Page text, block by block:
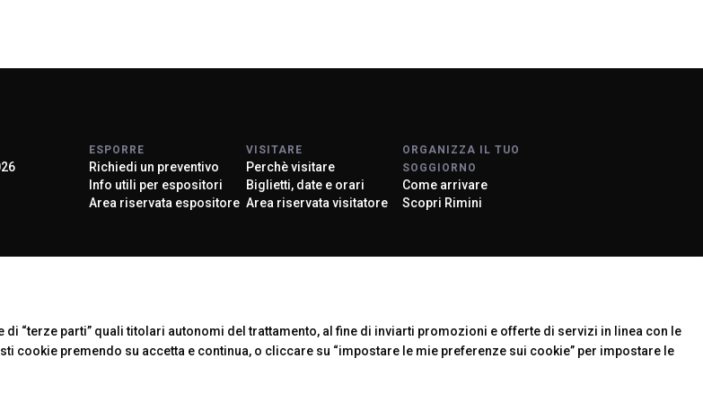
“terze parti” quali titolari autonomi del trattamento, al fine di inviarti promozioni e offerte di servizi in linea con le
cookie premendo su accetta e continua, o cliccare su “impostare le mie preferenze sui cookie” per impostare le
ESPORRE
Richiedi un preventivo
Info utili per espositori
Area riservata espositore
VISITARE
Perchè visitare
Biglietti, date e orari
Area riservata visitatore
ORGANIZZA IL TUO
SOGGIORNO
Come arrivare
Scopri Rimini
Official Carrier